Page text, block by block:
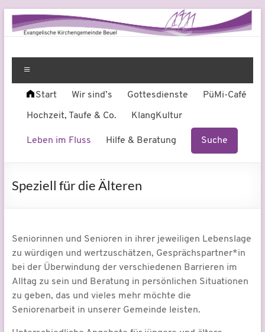
Zum
Inhalt
springen
Evangelische
Kirchengemeinde
Beuel
am
Start Wir sind’s Gottesdienste PüMi-Café
Hochzeit, Taufe & Co. KlangKultur
Leben im Fluss Hilfe & Beratung Suche
Speziell für die Älteren
Seniorinnen und Senioren in ihrer jeweiligen Lebenslage
zu würdigen und wertzuschätzen, Gesprächspartner*in
bei der Überwindung der verschiedenen Barrieren im
Alltag zu sein und Beratung in persönlichen Situationen
zu geben, das und vieles mehr möchte die
Seniorenarbeit in unserer Gemeinde leisten.